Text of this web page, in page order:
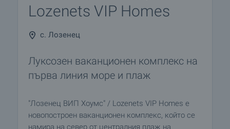
Lozenets VIP Homes
с. Лозенец
Луксозен ваканционен комплекс на
първа линия море и плаж
"Лозенец ВИП Хоумс" / Lozenets VIP Homes е
новопостроен ваканционен комплекс, който се
намира на север от централния плаж на